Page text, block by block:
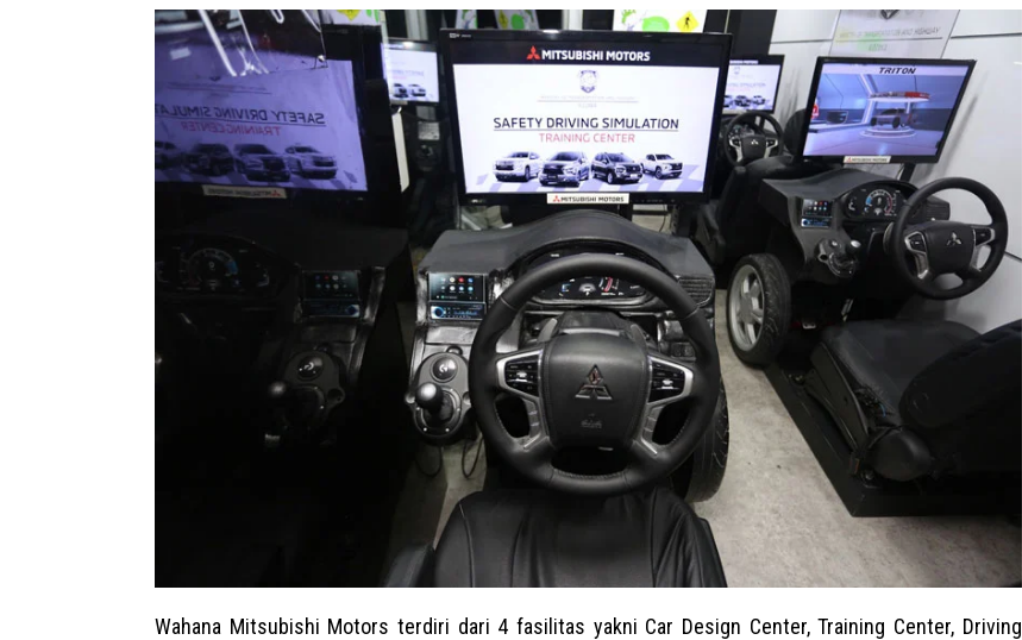
Wahana Mitsubishi Motors terdiri dari 4 fasilitas yakni Car Design Center, Training Center, Driving